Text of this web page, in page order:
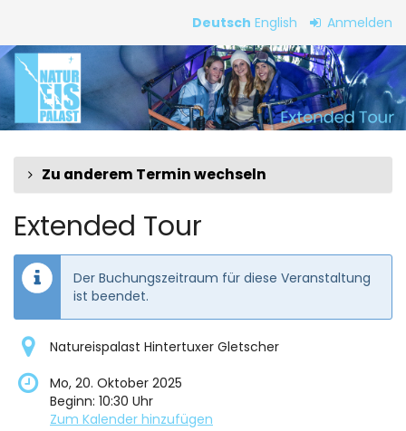
Inhalt
springen
Deutsch English Anmelden
Extended
Tour
Zu anderem Termin wechseln
Extended Tour
Der Buchungszeitraum für diese Veranstaltung
ist beendet.
Natureispalast Hintertuxer Gletscher
Mo, 20. Oktober 2025
Beginn: 10:30 Uhr
Zum Kalender hinzufügen